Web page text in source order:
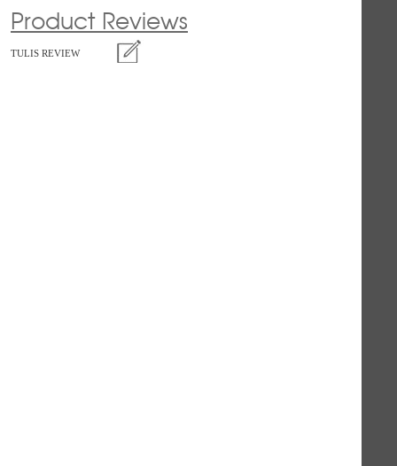
Product Reviews
TULIS REVIEW